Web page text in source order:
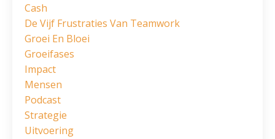
Cash
De Vijf Frustraties Van Teamwork
Groei En Bloei
Groeifases
Impact
Mensen
Podcast
Strategie
Uitvoering